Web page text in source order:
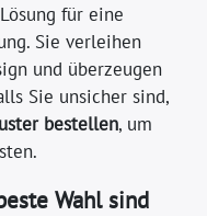
für eine
Sie verleihen
und überzeugen
Sie unsicher sind,
bestellen, um
Wahl sind